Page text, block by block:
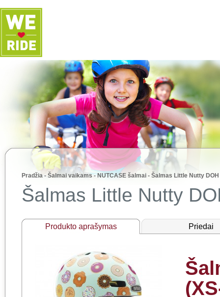
Pradžia - Šalmai vaikams - NUTCASE šalmai - Šalmas Little Nutty DOH
Šalmas Little Nutty
Produkto aprašymas Priedai